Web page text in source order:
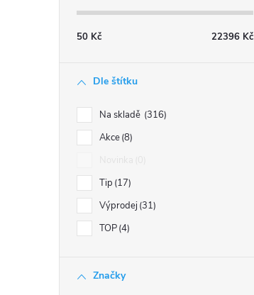
50 Kč 22396 Kč
Dle štítku
Na skladě 316
Akce 8
Tip 17
Výprodej 31
TOP 4
Značky